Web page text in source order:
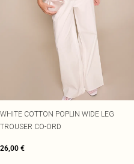
WHITE COTTON POPLIN WIDE LEG
TROUSER CO-ORD
26,00 €